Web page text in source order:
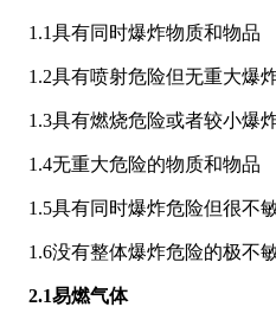
1.1具有同时爆炸物质和物品
1.2具有喷射危险但无重大爆
1.3具有燃烧危险或者较小爆
1.4无重大危险的物质和物品
1.5具有同时爆炸危险但很不
1.6没有整体爆炸危险的极不
2.1易燃气体